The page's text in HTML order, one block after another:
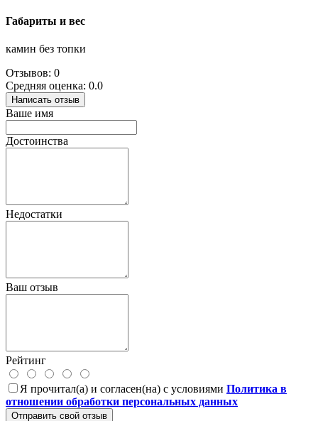
Габариты и вес
камин без топки
Отзывов: 0
Средняя оценка: 0.0
Написать отзыв
Ваше имя
Достоинства
Недостатки
Ваш отзыв
Рейтинг
Я прочитал(а) и согласен(на) с условиями Политика в
отношении обработки персональных данных
Отправить свой отзыв